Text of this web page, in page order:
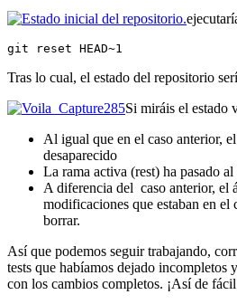
git reset HEAD~1
Tras lo cual, el estado del repositorio
Si miráis el estado
Al igual que en el caso anterior,
desaparecido
La rama activa (rest) ha pasado
A diferencia del caso anterior, el
modificaciones que estaban en el
borrar.
Así que podemos seguir trabajando,
tests que habíamos dejado incompletos
con los cambios completos. ¡Así de